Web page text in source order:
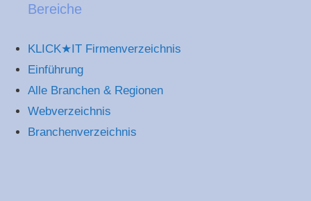
Bereiche
KLICK★IT Firmenverzeichnis
Einführung
Alle Branchen & Regionen
Webverzeichnis
Branchenverzeichnis